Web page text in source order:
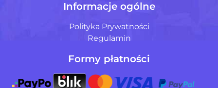
Informacje ogólne
Polityka Prywatności
Regulamin
Formy płatności